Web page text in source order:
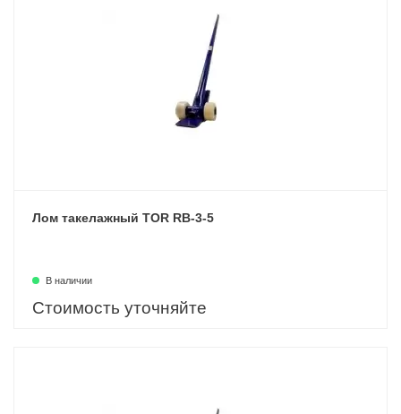
Лом такелажный TOR RB-3-5
В наличии
Стоимость уточняйте